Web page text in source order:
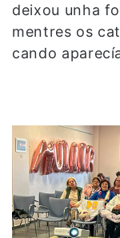
deixou unha
mentres os
cando